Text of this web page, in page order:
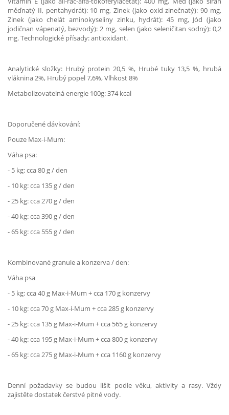
měďnatý II, pentahydrát): 10 mg, Zinek (jako oxid zinečnatý): 90 mg,
Zinek (jako chelát aminokyseliny zinku, hydrát): 45 mg, Jód (jako
jodičnan vápenatý, bezvodý): 2 mg, selen (jako seleničitan sodný): 0,2
mg. Technologické přísady: antioxidant.
Analytické složky: Hrubý protein 20,5 %, Hrubé tuky 13,5 %, hrubá
vláknina 2%, Hrubý popel 7,6%, Vlhkost 8%
Metabolizovatelná energie 100g: 374 kcal
Doporučené dávkování:
Pouze Max-i-Mum:
Váha psa:
- 5 kg: cca 80 g / den
- 10 kg: cca 135 g / den
- 25 kg: cca 270 g / den
- 40 kg: cca 390 g / den
- 65 kg: cca 555 g / den
Kombinované granule a konzerva / den:
Váha psa
- 5 kg: cca 40 g Max-i-Mum + cca 170 g konzervy
- 10 kg: cca 70 g Max-i-Mum + cca 285 g konzervy
- 25 kg: cca 135 g Max-i-Mum + cca 565 g konzervy
- 40 kg: cca 195 g Max-i-Mum + cca 800 g konzervy
- 65 kg: cca 275 g Max-i-Mum + cca 1160 g konzervy
Denní požadavky se budou lišit podle věku, aktivity a rasy. Vždy
zajistěte dostatek čerstvé pitné vody.